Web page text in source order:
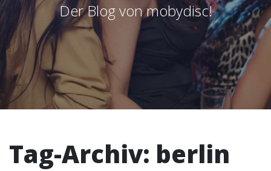
Der Blog von mobydisc!
Tag-Archiv: berlin